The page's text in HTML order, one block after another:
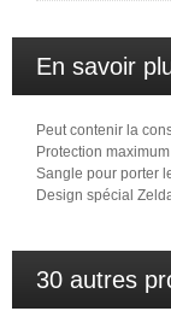
En savoir
Peut contenir la
Protection
Sangle pour porter
Design spécial
30 autres